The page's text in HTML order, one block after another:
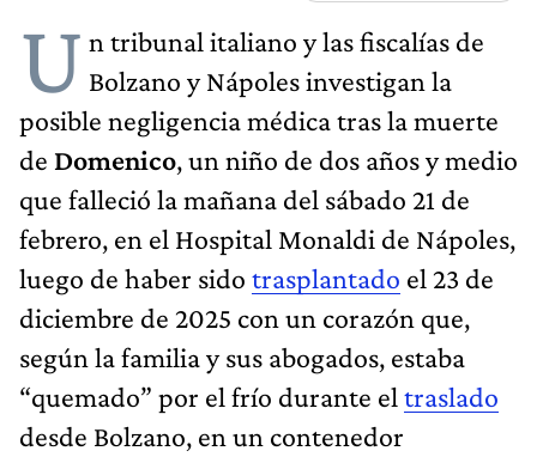
U n tribunal italiano y las fiscalías de
Bolzano y Nápoles investigan la
posible negligencia médica tras la muerte
de Domenico, un niño de dos años y medio
que falleció la mañana del sábado 21 de
febrero, en el Hospital Monaldi de Nápoles,
luego de haber sido trasplantado el 23 de
diciembre de 2025 con un corazón que,
según la familia y sus abogados, estaba
“quemado” por el frío durante el traslado
desde Bolzano, en un contenedor